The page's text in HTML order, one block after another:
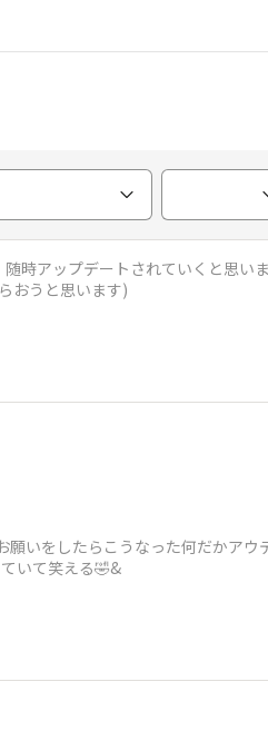
時アップデートされていくと思いま
おうと思います)
いをしたらこうなった何だかアウ
いて笑える🤣&